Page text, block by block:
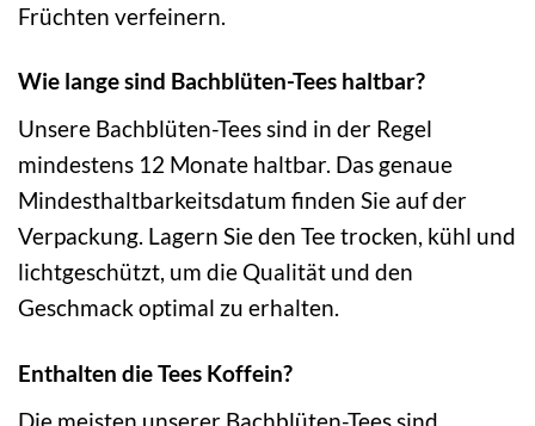
Früchten verfeinern.
Wie lange sind Bachblüten-Tees haltbar?
Unsere Bachblüten-Tees sind in der Regel
mindestens 12 Monate haltbar. Das genaue
Mindesthaltbarkeitsdatum finden Sie auf der
Verpackung. Lagern Sie den Tee trocken, kühl und
lichtgeschützt, um die Qualität und den
Geschmack optimal zu erhalten.
Enthalten die Tees Koffein?
Die meisten unserer Bachblüten-Tees sind